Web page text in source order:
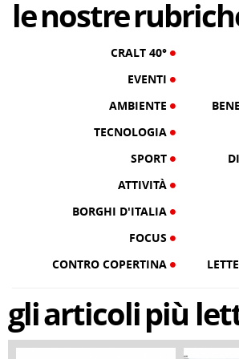
lenostre
CRALT 40°
EVENTI
AMBIENTE
TECNOLOGIA
SPORT
ATTIVITÀ
BORGHI D'ITALIA
FOCUS
CONTRO COPERTINA
gliarticolipiù